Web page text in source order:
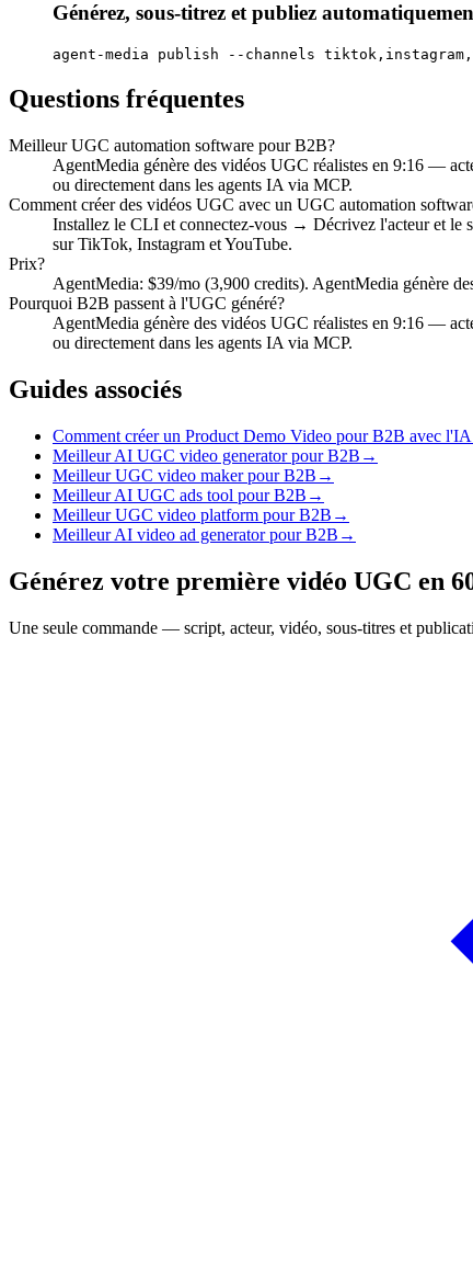
Générez, sous-titrez et publiez
agent-media publish --channels
Questions fréquentes
Meilleur UGC automation software pour B2B?
AgentMedia génère des vidéos UGC réalistes en 9:16 —
ou directement dans les agents IA via MCP.
Comment créer des vidéos UGC avec un UGC automation
Installez le CLI et connectez-vous → Décrivez l'acteur et le
sur TikTok, Instagram et YouTube.
Prix?
AgentMedia: $39/mo (3,900 credits). AgentMedia génère
Pourquoi B2B passent à l'UGC généré?
AgentMedia génère des vidéos UGC réalistes en 9:16 —
ou directement dans les agents IA via MCP.
Guides associés
Comment créer un Product Demo Video pour B2B avec
Meilleur AI UGC video generator pour B2B →
Meilleur UGC video maker pour B2B →
Meilleur AI UGC ads tool pour B2B →
Meilleur UGC video platform pour B2B →
Meilleur AI video ad generator pour B2B →
Générez votre première vidéo UGC en
Une seule commande — script, acteur, vidéo, sous-titres et